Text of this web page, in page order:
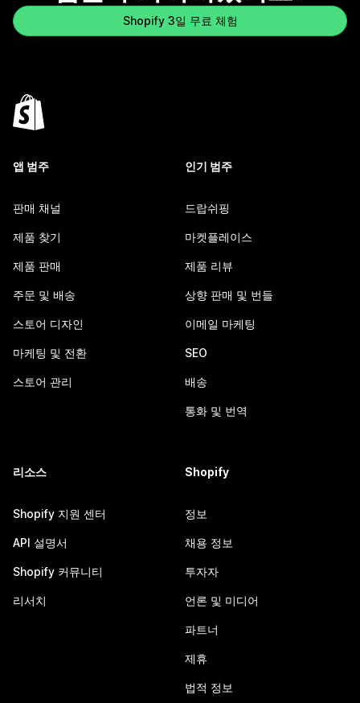
Shopify 3일 무료 체험
앱 범주
판매 채널
제품 찾기
제품 판매
주문 및 배송
스토어 디자인
마케팅 및 전환
스토어 관리
인기 범주
드랍쉬핑
마켓플레이스
제품 리뷰
상향 판매 및 번들
이메일 마케팅
SEO
배송
통화 및 번역
리소스
Shopify 지원 센터
API 설명서
Shopify 커뮤니티
리서치
Shopify
정보
채용 정보
투자자
언론 및 미디어
파트너
제휴
법적 정보